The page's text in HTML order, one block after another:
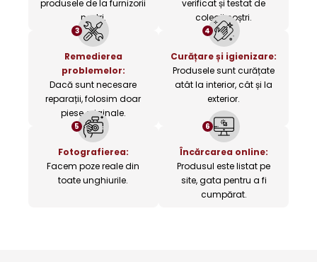
produsele de la furnizorii
noștri.
verificat și testat de
colegii noștri.
3
Remedierea
problemelor:
Dacă sunt necesare
reparații, folosim doar
piese originale.
4
Curățare și igienizare:
Produsele sunt curățate
atât la interior, cât și la
exterior.
5
Fotografierea:
Facem poze reale din
toate unghiurile.
6
Încărcarea online:
Produsul este listat pe
site, gata pentru a fi
cumpărat.